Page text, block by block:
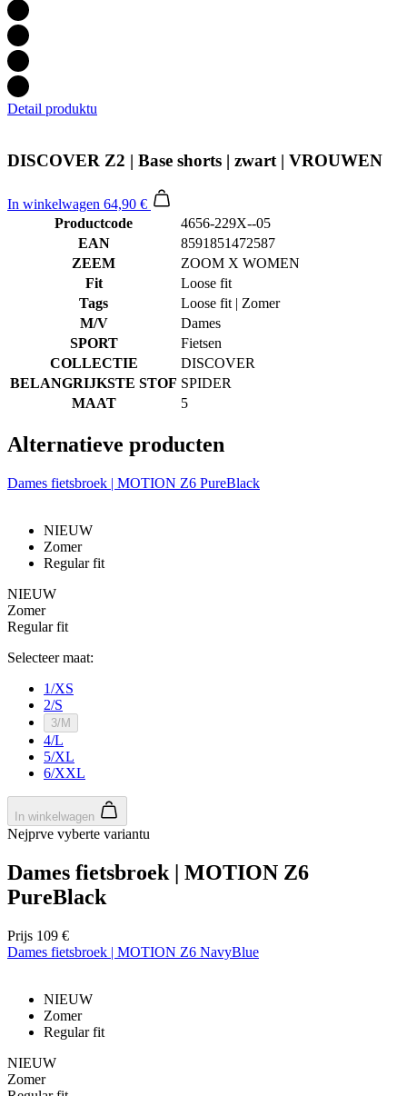
Detail produktu
DISCOVER Z2 | Base shorts | zwart | VROUWEN
In winkelwagen 64,90 €
Productcode
4656-229X--05
EAN
8591851472587
ZEEM
ZOOM X WOMEN
Fit
Loose fit
Tags
Loose fit | Zomer
M/V
Dames
SPORT
Fietsen
COLLECTIE
DISCOVER
BELANGRIJKSTE STOF SPIDER
MAAT
5
Alternatieve producten
Dames fietsbroek | MOTION Z6 PureBlack
NIEUW
Zomer
Regular fit
NIEUW
Zomer
Regular fit
Selecteer maat:
1/XS
2/S
3/M
4/L
5/XL
6/XXL
In winkelwagen
Nejprve vyberte variantu
Dames fietsbroek | MOTION Z6
PureBlack
Prijs 109 €
Dames fietsbroek | MOTION Z6 NavyBlue
NIEUW
Zomer
Regular fit
NIEUW
Zomer